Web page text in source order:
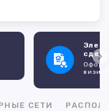
СЕТИ